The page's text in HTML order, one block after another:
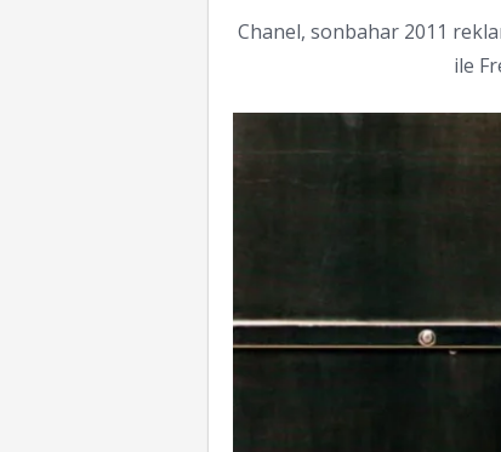
Chanel, sonbahar 2011
ile